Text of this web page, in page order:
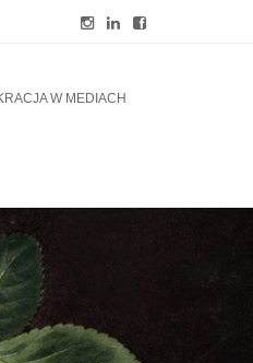
W MEDIACH